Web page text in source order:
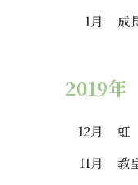
1月
成
2019年
12月
虹
11月
教